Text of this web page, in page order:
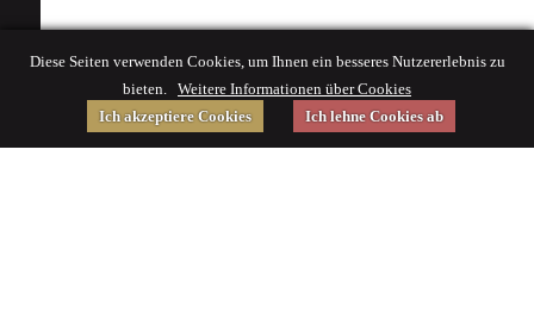
Diese Seiten verwenden Cookies, um Ihnen ein besseres Nutzererlebnis zu
bieten. Weitere Informationen über Cookies
Ich akzeptiere Cookies
Ich lehne Cookies ab